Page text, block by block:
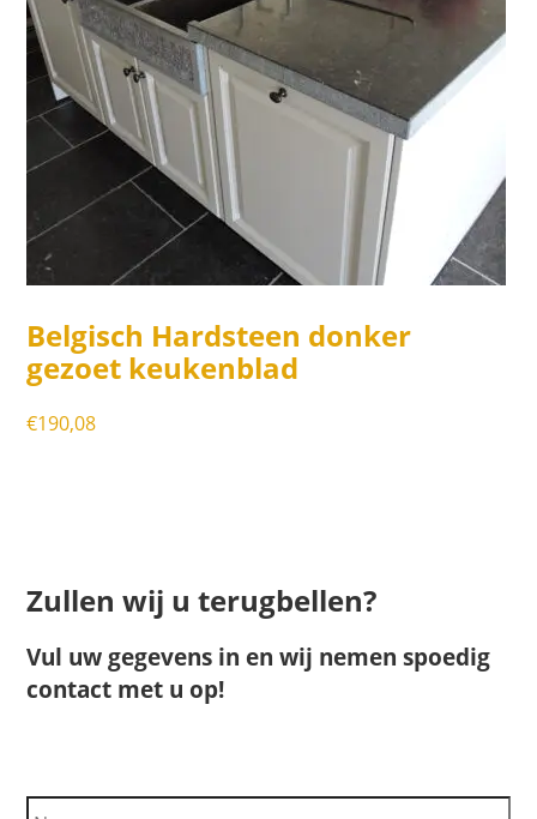
Belgisch Hardsteen donker
gezoet keukenblad
€190,08
Zullen wij u terugbellen?
Vul uw gegevens in en wij nemen spoedig
contact met u op!
N